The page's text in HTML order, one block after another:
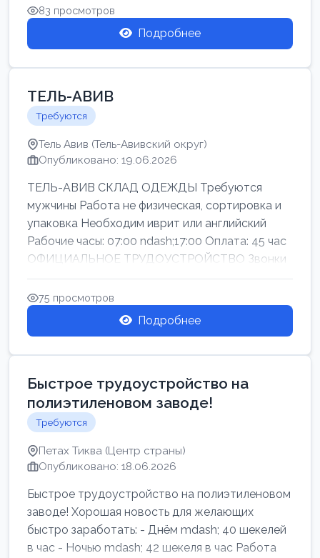
83 просмотров
Подробнее
ТЕЛЬ-АВИВ
Требуются
Тель Авив (Тель-Авивский округ)
Опубликовано: 19.06.2026
ТЕЛЬ-АВИВ СКЛАД ОДЕЖДЫ Требуются
мужчины Работа не физическая, сортировка и
упаковка Необходим иврит или английский
Рабочие часы: 07:00 ndash;17:00 Оплата: 45 час
ОФИЦИАЛЬНОЕ ТРУДОУСТРОЙСТВО Звонки
75 просмотров
Подробнее
Быстрое трудоустройство на
полиэтиленовом заводе!
Требуются
Петах Тиква (Центр страны)
Опубликовано: 18.06.2026
Быстрое трудоустройство на полиэтиленовом
заводе! Хорошая новость для желающих
быстро заработать: - Днём mdash; 40 шекелей
в час - Ночью mdash; 42 шекеля в час Работа